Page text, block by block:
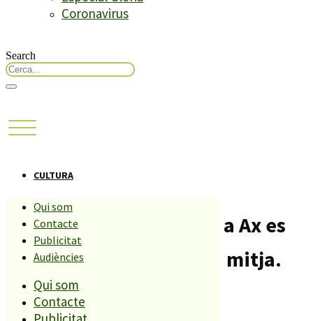
Coronavirus
Search
Qui som
Contacte
Publicitat
Audiències
Qui som
Contacte
CULTURA
Les 120 places per anar a Ax es
cobreixen en sols hora i mitja.
Compartiu aquesta història